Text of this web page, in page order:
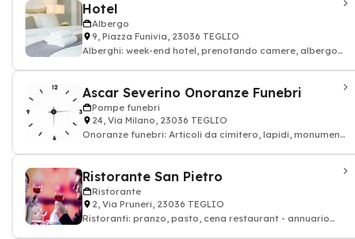
Hotel
Albergo
9, Piazza Funivia, 23036 TEGLIO
Alberghi: week-end hotel, prenotando camere, albergo
Ascar Severino Onoranze Funebri
Pompe funebri
24, Via Milano, 23036 TEGLIO
Onoranze funebri: Articoli da cimitero, lapidi, monumenti,
Ristorante San Pietro
Ristorante
2, Via Pruneri, 23036 TEGLIO
Ristoranti: pranzo, pasto, cena restaurant - annuario